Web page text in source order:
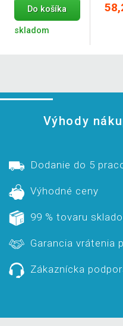
Do košíka
skladom
Výhody
Dodanie do 5
Výhodné ceny
99 % tovaru
Garancia vrátenia
Zákaznícka